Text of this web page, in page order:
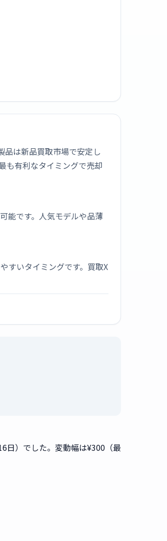
品は新品買取市場で安定し
も有利なタイミングで売却
能です。人気モデルや品薄
すいタイミングです。買取X
16日）でした。変動幅は¥300（最